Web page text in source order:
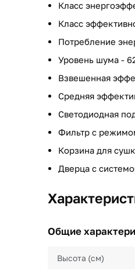
Класс
Класс
Потребление
Уровень шума -
Взвешенная
Средняя
Светодиодная
Фильтр с
Корзина для
Дверца с
Общие
Высота (см)